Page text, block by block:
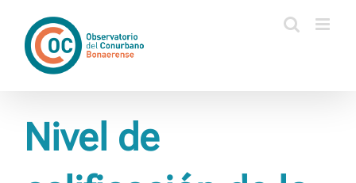
contenido
Nivel de